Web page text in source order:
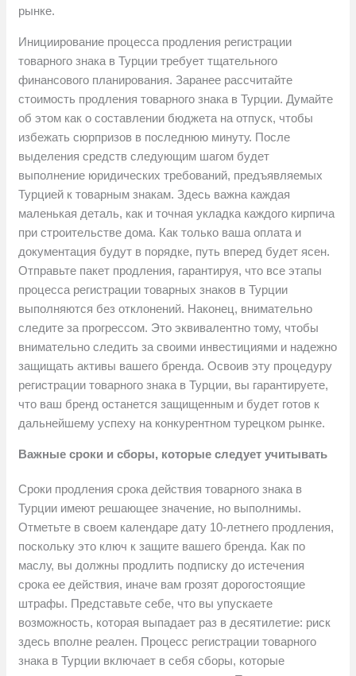
рынке.
Инициирование процесса продления регистрации
товарного знака в Турции требует тщательного
финансового планирования. Заранее рассчитайте
стоимость продления товарного знака в Турции. Думайте
об этом как о составлении бюджета на отпуск, чтобы
избежать сюрпризов в последнюю минуту. После
выделения средств следующим шагом будет
выполнение юридических требований, предъявляемых
Турцией к товарным знакам. Здесь важна каждая
маленькая деталь, как и точная укладка каждого кирпича
при строительстве дома. Как только ваша оплата и
документация будут в порядке, путь вперед будет ясен.
Отправьте пакет продления, гарантируя, что все этапы
процесса регистрации товарных знаков в Турции
выполняются без отклонений. Наконец, внимательно
следите за прогрессом. Это эквивалентно тому, чтобы
внимательно следить за своими инвестициями и надежно
защищать активы вашего бренда. Освоив эту процедуру
регистрации товарного знака в Турции, вы гарантируете,
что ваш бренд останется защищенным и будет готов к
дальнейшему успеху на конкурентном турецком рынке.
Важные сроки и сборы, которые следует учитывать
Сроки продления срока действия товарного знака в
Турции имеют решающее значение, но выполнимы.
Отметьте в своем календаре дату 10-летнего продления,
поскольку это ключ к защите вашего бренда. Как по
маслу, вы должны продлить подписку до истечения
срока ее действия, иначе вам грозят дорогостоящие
штрафы. Представьте себе, что вы упускаете
возможность, которая выпадает раз в десятилетие: риск
здесь вполне реален. Процесс регистрации товарного
знака в Турции включает в себя сборы, которые